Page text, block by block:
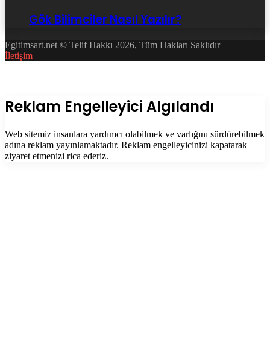
Gök Bilimciler Nasıl Yazılır?
Egitimsart.net © Telif Hakkı 2026, Tüm Hakları Saklıdır
İletişim
Kapalı
Reklam Engelleyici Algılandı
Web sitemiz insanlara yardımcı olabilmek ve varlığını sürdürebilmek
adına reklam yayınlamaktadır. Reklam engelleyicinizi kapatarak
ziyaret etmenizi rica ederiz.